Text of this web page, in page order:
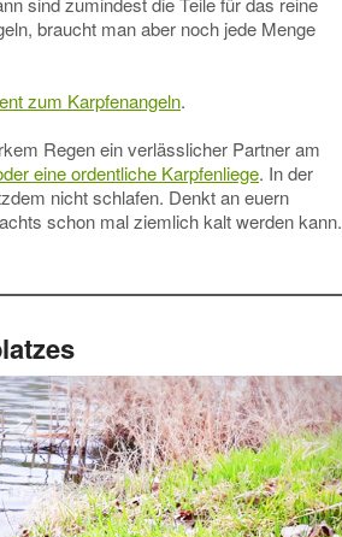
braucht man aber noch jede Menge
zum Karpfenangeln.
Regen ein verlässlicher Partner am
eine ordentliche Karpfenliege. In der
nicht schlafen. Denkt an euern
schon mal ziemlich kalt werden kann.